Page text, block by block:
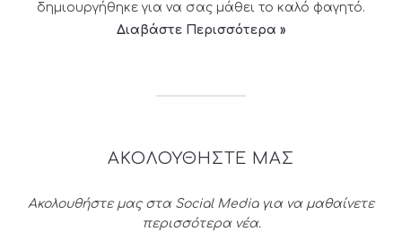
δημιουργήθηκε για να σας μάθει το καλό φαγητό.
Διαβάστε Περισσότερα »
ΑΚΟΛΟΥΘΗΣΤΕ ΜΑΣ
Ακολουθήστε μας στα Social Media για να μαθαίνετε
περισσότερα νέα.